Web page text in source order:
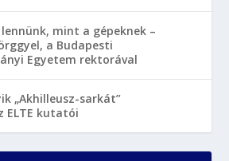
mint a gépeknek –
a Budapesti
Egyetem rektorával
„Akhilleusz-sarkát”
kutatói